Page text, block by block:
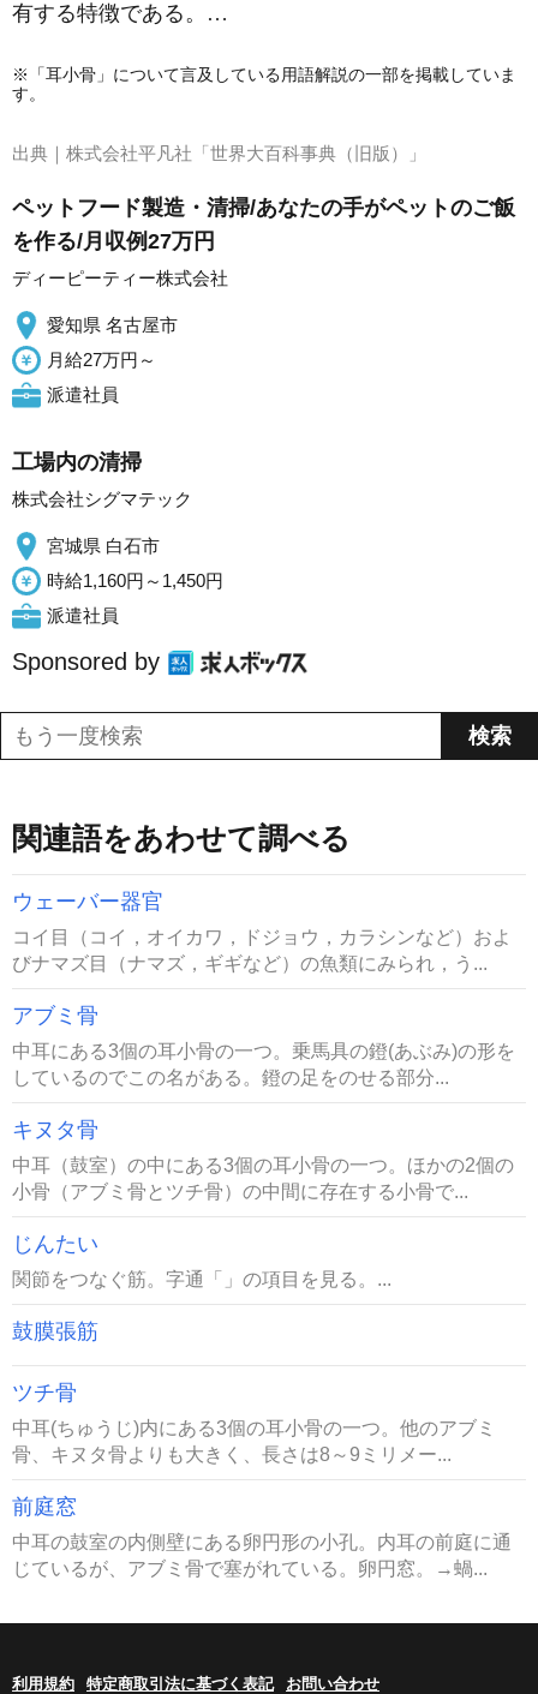
有する特徴である。…
※「耳小骨」について言及している用語解説の一部を掲載していま
す。
出典｜ 株式会社平凡社「世界大百科事典（旧版）」
ペットフード製造・清掃/あなたの手がペットのご飯
を作る/月収例27万円
ディーピーティー株式会社
愛知県 名古屋市
月給27万円～
派遣社員
工場内の清掃
株式会社シグマテック
宮城県 白石市
時給1,160円～1,450円
派遣社員
Sponsored by
関連語をあわせて調べる
ウェーバー器官
コイ目（コイ，オイカワ，ドジョウ，カラシンなど）およ
びナマズ目（ナマズ，ギギなど）の魚類にみられ，う...
アブミ骨
中耳にある3個の耳小骨の一つ。乗馬具の鐙(あぶみ)の形を
しているのでこの名がある。鐙の足をのせる部分...
キヌタ骨
中耳（鼓室）の中にある3個の耳小骨の一つ。ほかの2個の
小骨（アブミ骨とツチ骨）の中間に存在する小骨で...
じんたい
関節をつなぐ筋。字通「」の項目を見る。...
鼓膜張筋
ツチ骨
中耳(ちゅうじ)内にある3個の耳小骨の一つ。他のアブミ
骨、キヌタ骨よりも大きく、長さは8～9ミリメー...
前庭窓
中耳の鼓室の内側壁にある卵円形の小孔。内耳の前庭に通
じているが、アブミ骨で塞がれている。卵円窓。→蝸...
利用規約 特定商取引法に基づく表記 お問い合わせ